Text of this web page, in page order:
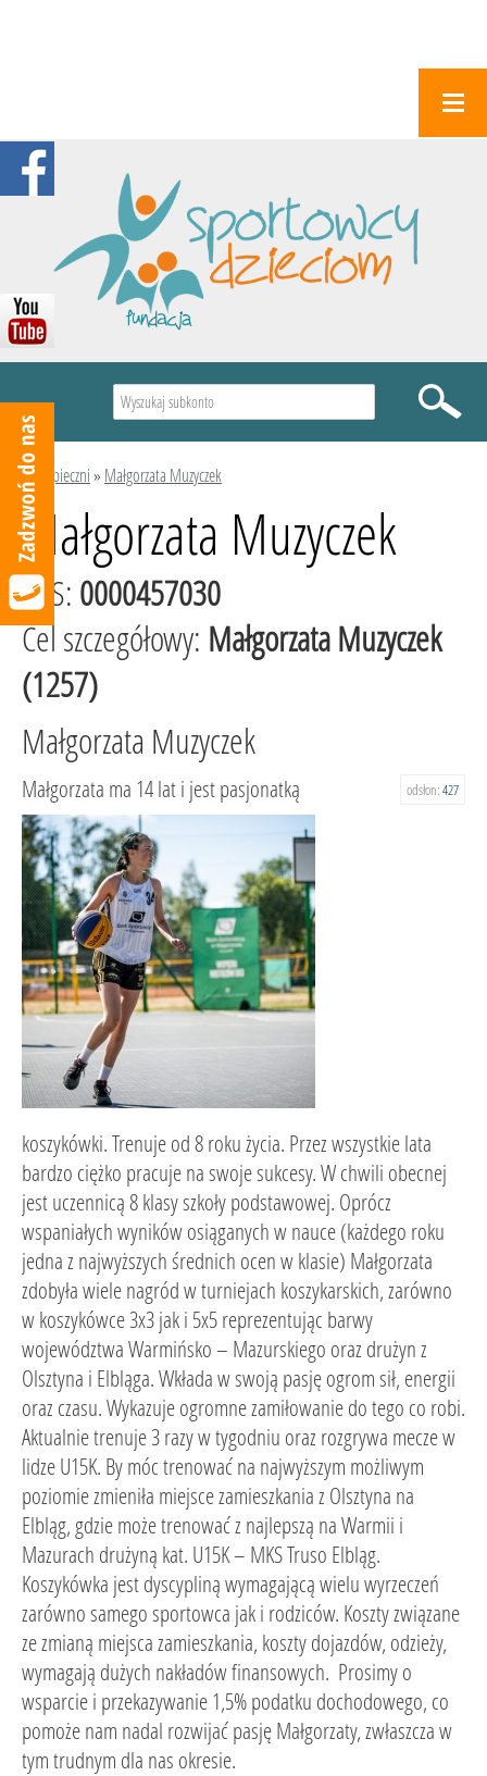
Podopieczni» Małgorzata Muzyczek
Małgorzata Muzyczek
KRS: 0000457030
Cel szczegółowy: Małgorzata Muzyczek
(1257)
Małgorzata Muzyczek
odsłon:427
Małgorzata ma 14 lat i jest pasjonatką
koszykówki. Trenuje od 8 roku życia. Przez wszystkie lata
bardzo ciężko pracuje na swoje sukcesy. W chwili obecnej
jest uczennicą 8 klasy szkoły podstawowej. Oprócz
wspaniałych wyników osiąganych w nauce (każdego roku
jedna z najwyższych średnich ocen w klasie) Małgorzata
zdobyła wiele nagród w turniejach koszykarskich, zarówno
w koszykówce 3x3 jak i 5x5 reprezentując barwy
województwa Warmińsko – Mazurskiego oraz drużyn z
Olsztyna i Elbląga. Wkłada w swoją pasję ogrom sił, energii
oraz czasu. Wykazuje ogromne zamiłowanie do tego co robi.
Aktualnie trenuje 3 razy w tygodniu oraz rozgrywa mecze w
lidze U15K. By móc trenować na najwyższym możliwym
poziomie zmieniła miejsce zamieszkania z Olsztyna na
Elbląg, gdzie może trenować z najlepszą na Warmii i
Mazurach drużyną kat. U15K – MKS Truso Elbląg.
Koszykówka jest dyscypliną wymagającą wielu wyrzeczeń
zarówno samego sportowca jak i rodziców. Koszty związane
ze zmianą miejsca zamieszkania, koszty dojazdów, odzieży,
wymagają dużych nakładów finansowych. Prosimy o
wsparcie i przekazywanie 1,5% podatku dochodowego, co
pomoże nam nadal rozwijać pasję Małgorzaty, zwłaszcza w
tym trudnym dla nas okresie.